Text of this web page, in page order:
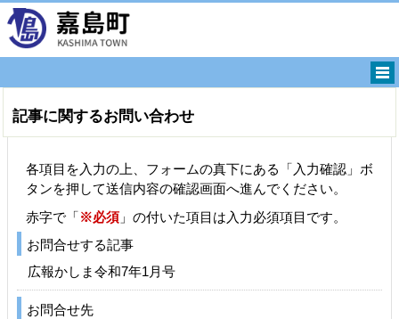
記事に関するお問い合わせ
各項目を入力の上、フォームの真下にある「入力確認」ボ
タンを押して送信内容の確認画面へ進んでください。
赤字で「※必須 」の付いた項目は入力必須項目です。
お問合せする記事
広報かしま令和7年1月号
お問合せ先